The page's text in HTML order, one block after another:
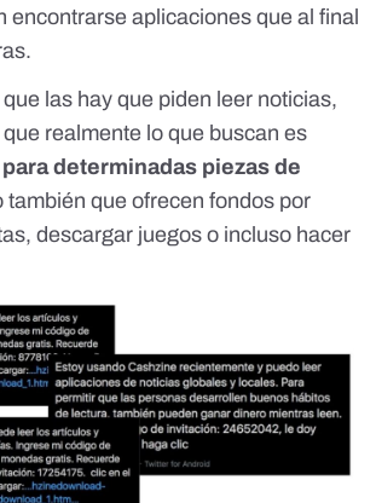
encontrarse aplicaciones que al final
.
las hay que piden leer noticias,
realmente lo que buscan es
determinadas piezas de
también que ofrecen fondos por
descargar juegos o incluso hacer